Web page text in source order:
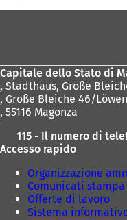
Capitale dello Stato di
, Stadthaus, Große
, Große Bleiche 46/
, 55116 Magonza
115 - Il numero di
Accesso rapido
Organizzazione
Comunicati stampa
Offerte di lavoro
Sistema